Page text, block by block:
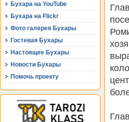
Бухара на YouTube
Бухара на Flickr
Фото галерея Бухары
Гостевая Бухары
Настоящее Бухары
Новости Бухары
Помочь проекту